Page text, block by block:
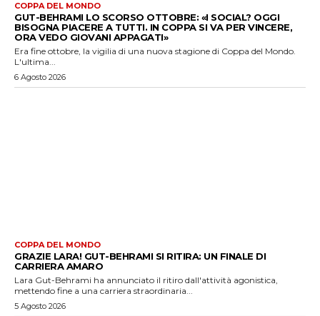
COPPA DEL MONDO
GUT-BEHRAMI LO SCORSO OTTOBRE: «I SOCIAL? OGGI
BISOGNA PIACERE A TUTTI. IN COPPA SI VA PER VINCERE,
ORA VEDO GIOVANI APPAGATI»
Era fine ottobre, la vigilia di una nuova stagione di Coppa del Mondo.
L'ultima...
6 Agosto 2026
COPPA DEL MONDO
GRAZIE LARA! GUT-BEHRAMI SI RITIRA: UN FINALE DI
CARRIERA AMARO
Lara Gut-Behrami ha annunciato il ritiro dall'attività agonistica,
mettendo fine a una carriera straordinaria...
5 Agosto 2026